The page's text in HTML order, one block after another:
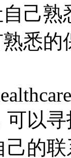
熟
的
可以
己的